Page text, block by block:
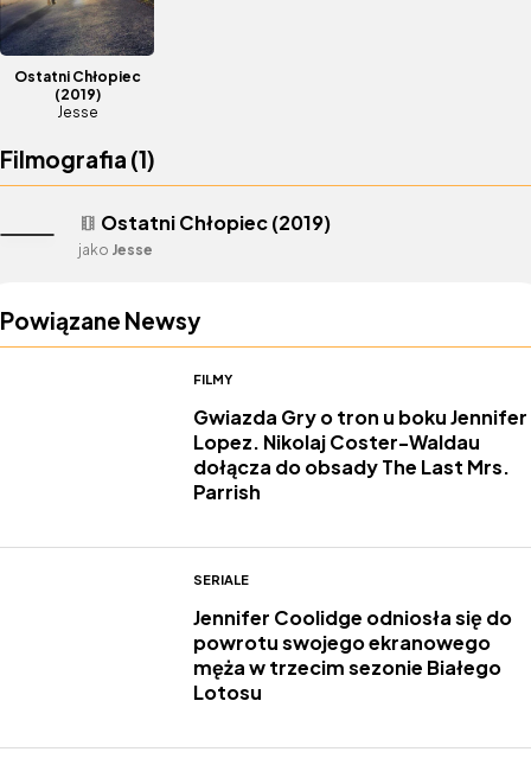
Ostatni Chłopiec
(2019)
Jesse
Filmografia (1)
theaters Ostatni Chłopiec (2019)
jako Jesse
Powiązane Newsy
FILMY
Gwiazda Gry o tron u boku Jennifer
Lopez. Nikolaj Coster-Waldau
dołącza do obsady The Last Mrs.
Parrish
SERIALE
Jennifer Coolidge odniosła się do
powrotu swojego ekranowego
męża w trzecim sezonie Białego
Lotosu